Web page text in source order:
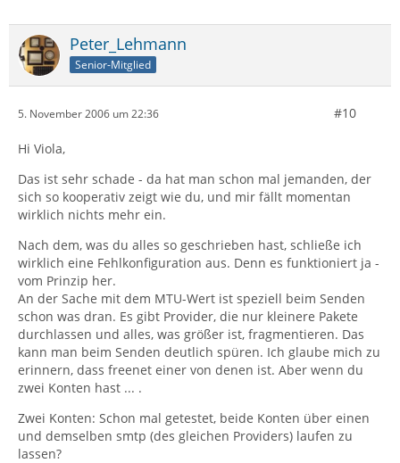
Peter_Lehmann
Senior-Mitglied
5. November 2006 um 22:36 #10
Hi Viola,
Das ist sehr schade - da hat man schon mal jemanden, der
sich so kooperativ zeigt wie du, und mir fällt momentan
wirklich nichts mehr ein.
Nach dem, was du alles so geschrieben hast, schließe ich
wirklich eine Fehlkonfiguration aus. Denn es funktioniert ja -
vom Prinzip her.
An der Sache mit dem MTU-Wert ist speziell beim Senden
schon was dran. Es gibt Provider, die nur kleinere Pakete
durchlassen und alles, was größer ist, fragmentieren. Das
kann man beim Senden deutlich spüren. Ich glaube mich zu
erinnern, dass freenet einer von denen ist. Aber wenn du
zwei Konten hast ... .
Zwei Konten: Schon mal getestet, beide Konten über einen
und demselben smtp (des gleichen Providers) laufen zu
lassen?